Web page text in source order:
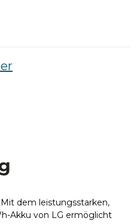
dem leistungsstarken,
Akku von LG ermöglicht